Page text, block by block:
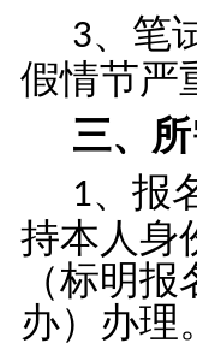
3、笔
假情节严
三、
1、报
持本人身
（标明
办）办理。